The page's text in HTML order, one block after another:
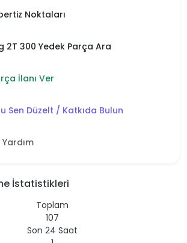
Noktaları
2T 300 Yedek Parça Ara
İlanı Ver
Sen Düzelt / Katkıda Bulun
İstatistikleri
Toplam
107
Son 24 Saat